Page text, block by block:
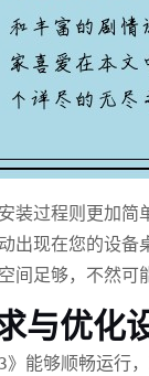
装过程则更加简
出现在您的设
间足够，不然可
与优化
》能够顺畅运行